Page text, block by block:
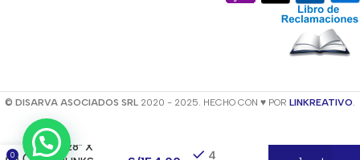
© DISARVA ASOCIADOS SRL 2020 - 2025. HECHO CON ♥ POR LINKREATIVO.
CADENA KMC
X11 1/2″ X
11/128″ X
4
0